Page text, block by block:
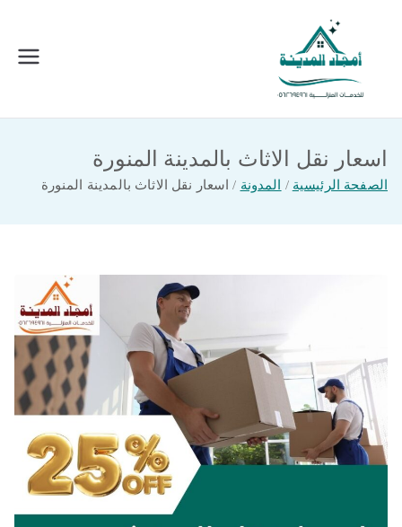
المحتوى
امجاد المدينة للخدمات المنزلية
اسعار نقل الاثاث بالمدينة المنورة
الصفحة الرئيسية المدونة اسعار نقل الاثاث بالمدينة المنورة